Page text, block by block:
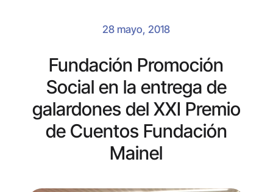
28 mayo, 2018
Fundación Promoción
Social en la entrega de
galardones del XXI Premio
de Cuentos Fundación
Mainel